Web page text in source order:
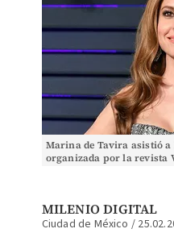
Marina de Tavira asistió
organizada por la revista
MILENIO DIGITAL
Ciudad de México /